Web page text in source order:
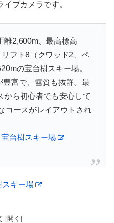
ブカメラです。
離2,600m、最高標高
フト8（クワッド2、ペ
の宝台樹スキー場。
富で、雪質も抜群。最
から初心者でも安心して
コースがレイアウトされ
台樹スキー場
スキー場